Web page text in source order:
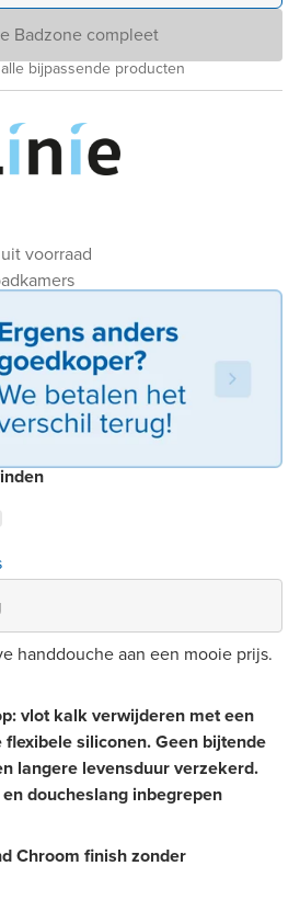
voorraad
Badzone compleet
bijpassende producten
handdouche aan een mooie prijs.
vlot kalk verwijderen met een
siliconen. Geen bijtende
langere levensduur verzekerd.
doucheslang inbegrepen
Chroom finish zonder